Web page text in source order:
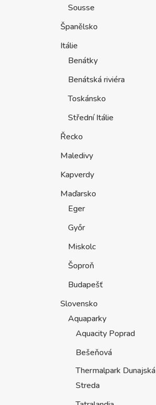
Sousse
Španělsko
Itálie
Benátky
Benátská riviéra
Toskánsko
Střední Itálie
Řecko
Maledivy
Kapverdy
Maďarsko
Eger
Győr
Miskolc
Šoproň
Budapešť
Slovensko
Aquaparky
Aquacity Poprad
Bešeňová
Thermalpark Dunajská
Streda